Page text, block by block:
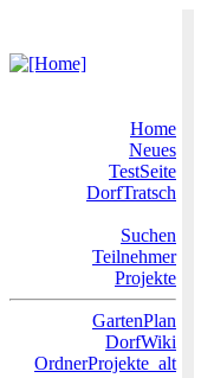
Home
Neues
TestSeite
DorfTratsch
Suchen
Teilnehmer
Projekte
GartenPlan
DorfWiki
OrdnerProjekte_alt